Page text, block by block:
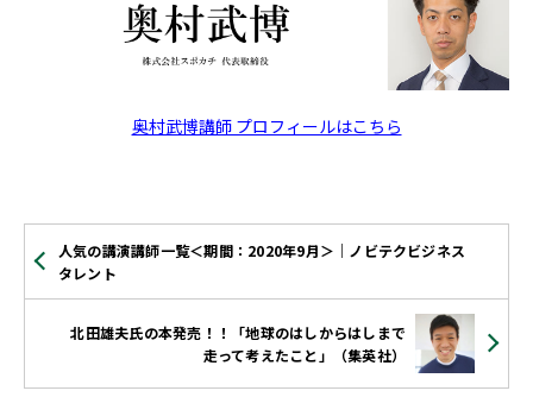
奥村武博講師 プロフィールはこちら
人気の講演講師一覧＜期間：2020年9月＞｜ノビテクビジネス
タレント
北田雄夫氏の本発売！！「地球のはしからはしまで
走って考えたこと」（集英社）